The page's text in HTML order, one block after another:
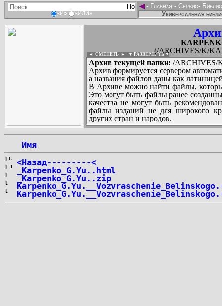
«И» «ИЛИ»
◄- Главная - Сервис-
Универсальная
(/ARCHIVES/K/
◄ СМЕНИТЬ ► ▼ РАЗВЕРНУТЬ ▼
Архив текущей папки: /ARCHIVES/
Архив формируется сервером
а названия файлов даны как
В Архиве можно найти файлы,
Это могут быть файлы ранее
качества не могут быть
файлы изданий не для широкого
других стран и народов.
Имя
<Назад---------<
_Karpenko_G.Yu..html
_Karpenko_G.Yu..zip